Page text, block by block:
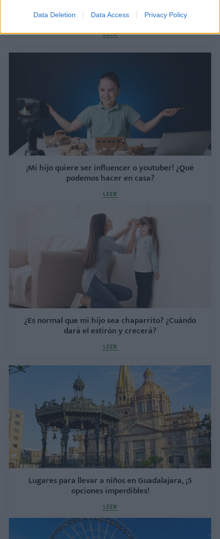
Data Deletion Data Access Privacy Policy
¿Tu hijo ya cumplió seis años? Una guía de su
desarrollo y crecimiento
LEER
¡Mi hijo quiere ser influencer o youtuber! ¿Qué
podemos hacer en casa?
LEER
¿Es normal que mi hijo sea chaparrito? ¿Cuándo
dará el estirón y crecerá?
LEER
Lugares para llevar a niños en Guadalajara, ¡5
opciones imperdibles!
LEER